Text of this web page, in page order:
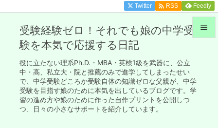
受験経験ゼロ！それでも娘の中学受
験を本気で応援する日記
役に立たない理系Ph.D.・MBA・英検1級を武器に、公立
中・高、私立大・院と推薦のみで進学してしまったせい
で、中学受験どころか受験自体の知識ゼロな父親が、中学
受験を目指す娘のために本気を出しているブログです。学
習の進め方や娘のために作った自作プリントを公開しつ
つ、日々の小さなサポートを紹介しています。

Twitter  RSS Feedly